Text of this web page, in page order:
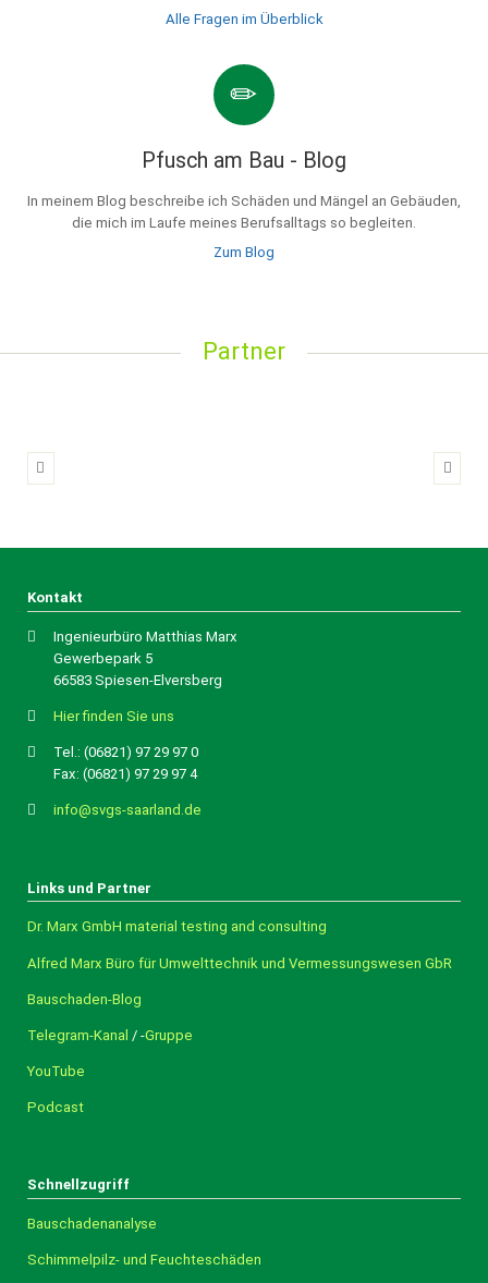
Alle Fragen im Überblick
Pfusch am Bau - Blog
In meinem Blog beschreibe ich Schäden und Mängel an Gebäuden,
die mich im Laufe meines Berufsalltags so begleiten.
Zum Blog
Partner
Kontakt
Ingenieurbüro Matthias Marx
Gewerbepark 5
66583 Spiesen-Elversberg
Hier finden Sie uns
Tel.: (06821) 97 29 97 0
Fax: (06821) 97 29 97 4
info@svgs-saarland.de
Links und Partner
Dr. Marx GmbH material testing and consulting
Alfred Marx Büro für Umwelttechnik und Vermessungswesen GbR
Bauschaden-Blog
Telegram-Kanal / -Gruppe
YouTube
Podcast
Schnellzugriff
Bauschadenanalyse
Schimmelpilz- und Feuchteschäden